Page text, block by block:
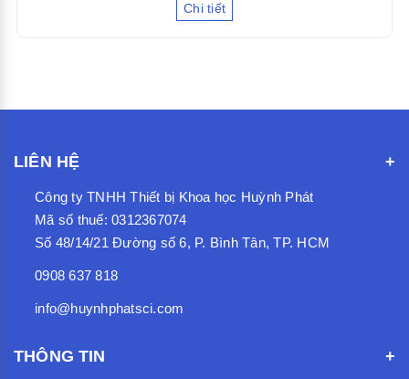
Chi tiết
LIÊN HỆ
Công ty TNHH Thiết bị Khoa học Huỳnh Phát
Mã số thuế: 0312367074
Số 48/14/21 Đường số 6, P. Bình Tân, TP. HCM
0908 637 818
info@huynhphatsci.com
THÔNG TIN